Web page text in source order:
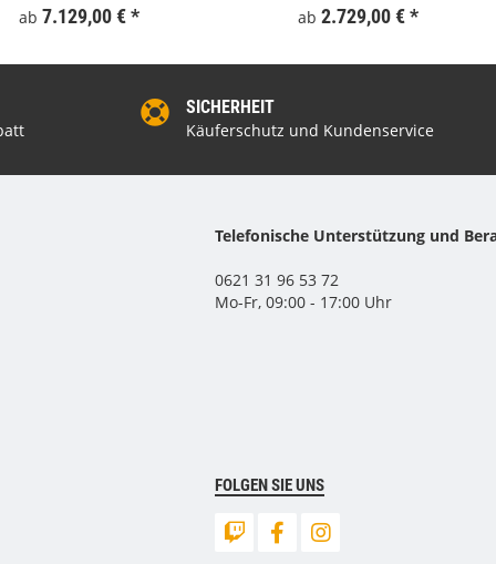
ab 7.129,00 € * ab 2.729,00 € *
SICHERHEIT
Käuferschutz und Kundenservice
Telefonische Unterstützung und
0621 31 96 53 72
Mo-Fr, 09:00 - 17:00 Uhr
FOLGEN SIE UNS